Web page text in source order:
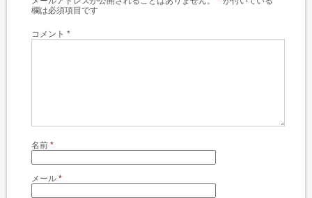
欄は必須項目です
コメント *
名前 *
メール *